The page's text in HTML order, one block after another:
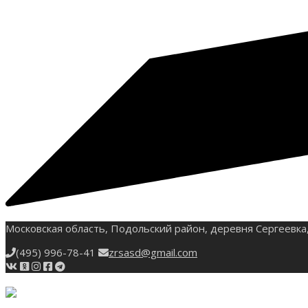
Московская область, Подольский район, деревня
(495) 996-78-41
zrsasd@gmail.com